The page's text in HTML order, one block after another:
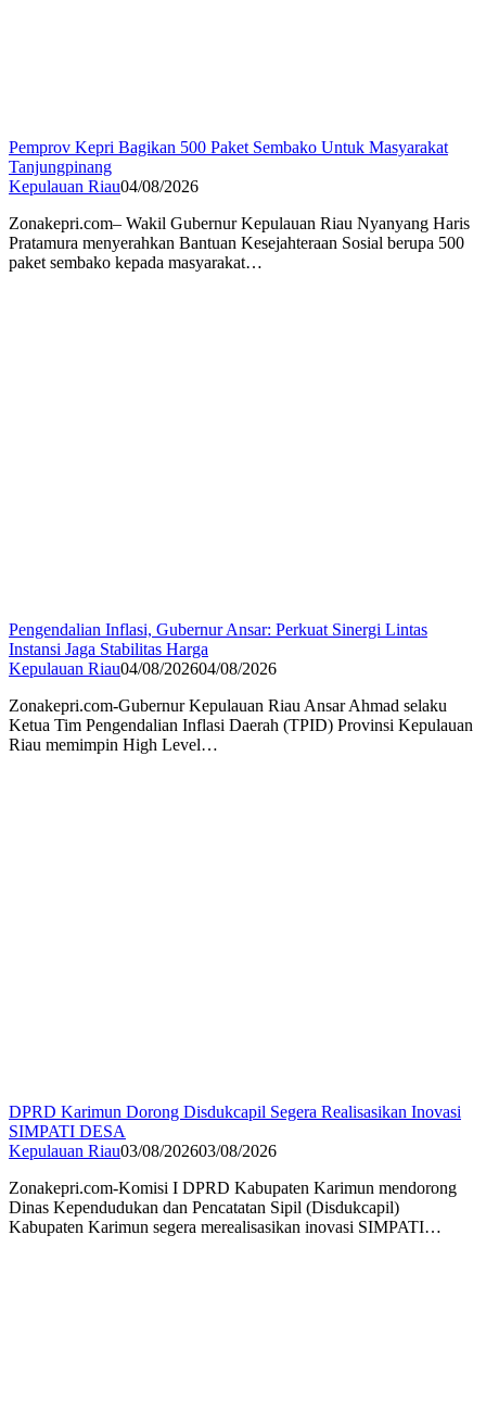
Pemprov Kepri Bagikan 500 Paket Sembako Untuk Masyarakat
Tanjungpinang
Kepulauan Riau04/08/2026
Zonakepri.com– Wakil Gubernur Kepulauan Riau Nyanyang Haris
Pratamura menyerahkan Bantuan Kesejahteraan Sosial berupa 500
paket sembako kepada masyarakat…
Pengendalian Inflasi, Gubernur Ansar: Perkuat Sinergi Lintas
Instansi Jaga Stabilitas Harga
Kepulauan Riau04/08/202604/08/2026
Zonakepri.com-Gubernur Kepulauan Riau Ansar Ahmad selaku
Ketua Tim Pengendalian Inflasi Daerah (TPID) Provinsi Kepulauan
Riau memimpin High Level…
DPRD Karimun Dorong Disdukcapil Segera Realisasikan Inovasi
SIMPATI DESA
Kepulauan Riau03/08/202603/08/2026
Zonakepri.com-Komisi I DPRD Kabupaten Karimun mendorong
Dinas Kependudukan dan Pencatatan Sipil (Disdukcapil)
Kabupaten Karimun segera merealisasikan inovasi SIMPATI…